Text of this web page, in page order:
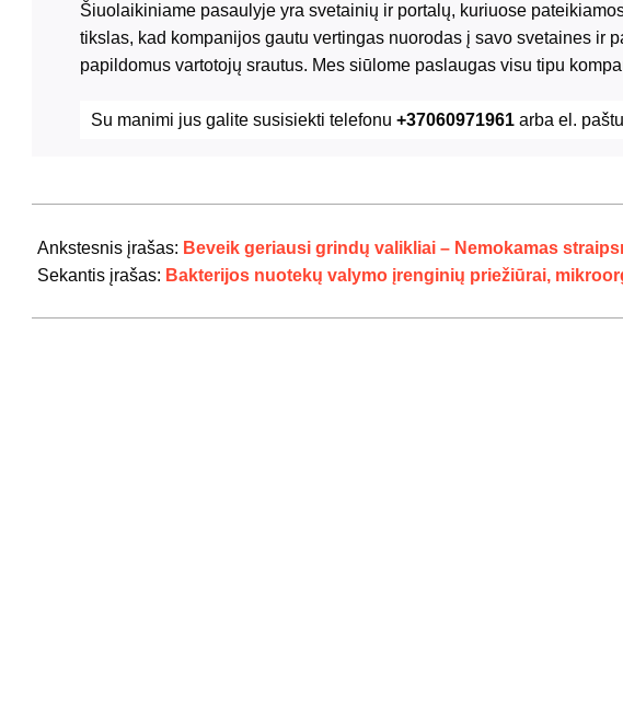
Šiuolaikiniame pasaulyje yra svetainių ir portalų, kuriuose
tikslas, kad kompanijos gautu vertingas nuorodas į savo svetaines ir
papildomus vartotojų srautus. Mes siūlome paslaugas visu tipu
Su manimi jus galite susisiekti telefonu +37060971961arba el.
07-
21
Ankstesnis įrašas: Beveik geriausi grindų valikliai – Nemokamas
Sekantis įrašas: Bakterijos nuotekų valymo įrenginių priežiūrai,